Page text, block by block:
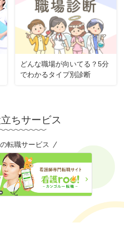
どんな職場が向いてる？5分
でわかるタイプ別診断
ちサービス
転職サービス